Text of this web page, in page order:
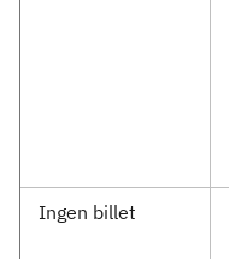
Ingen billet